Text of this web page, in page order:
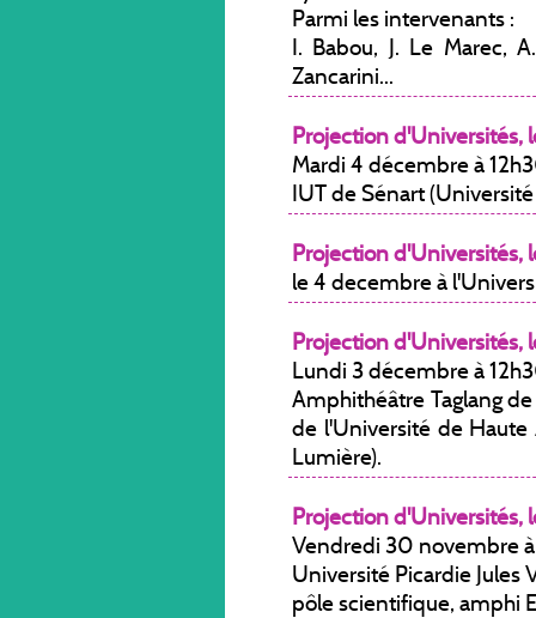
Parmi les intervenants :
I. Babou, J. Le Marec,
Zancarini...
Projection d'Universités,
Mardi 4 décembre à
IUT de Sénart (Université
Projection d'Universités,
le 4 decembre à
Projection d'Universités,
Lundi 3 décembre à
Amphithéâtre Taglang
de l'Université de Haute
Lumière).
Projection d'Universités,
Vendredi 30 novembre
Université Picardie Jules
pôle scientifique, amphi